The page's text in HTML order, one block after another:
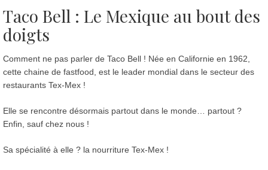
Taco Bell : Le Mexique au bout des
doigts
Comment ne pas parler de Taco Bell ! Née en Californie en 1962,
cette chaine de fastfood, est le leader mondial dans le secteur des
restaurants Tex-Mex !
Elle se rencontre désormais partout dans le monde… partout ?
Enfin, sauf chez nous !
Sa spécialité à elle ? la nourriture Tex-Mex !